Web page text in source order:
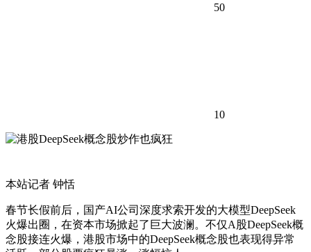
50
10
本站记者 钟恬
春节长假前后，国产AI公司深度求索开发的大模型DeepSeek
火爆出圈，在资本市场掀起了巨大波澜。不仅A股DeepSeek概
念股接连火爆，港股市场中的DeepSeek概念股也表现得异常